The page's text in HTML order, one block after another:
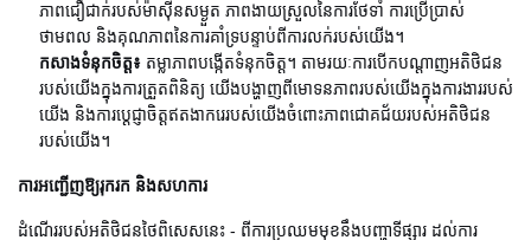
ភាពជឿជាក់របស់ម៉ាស៊ីនសម្ងួត ភាពងាយស្រួលនៃការថែទាំ ការប្រើប្រាស់
ថាមពល និងគុណភាពនៃការគាំទ្របន្ទាប់ពីការលក់របស់យើង។
កសាងទំនុកចិត្ត៖ តម្លាភាពបង្កើតទំនុកចិត្ត។ តាមរយៈការបើកបណ្តាញអតិថិជន
របស់យើងក្នុងការត្រួតពិនិត្យ យើងបង្ហាញពីមោទនភាពរបស់យើងក្នុងការងាររបស់
យើង និងការប្តេជ្ញាចិត្តឥតងាករេរបស់យើងចំពោះភាពជោគជ័យរបស់អតិថិជន
របស់យើង។
ការអញ្ជើញឱ្យរុករក និងសហការ
ដំណើររបស់អតិថិជនថៃពិសេសនេះ - ពីការប្រឈមមុខនឹងបញ្ហាទីផ្សារ ដល់ការ